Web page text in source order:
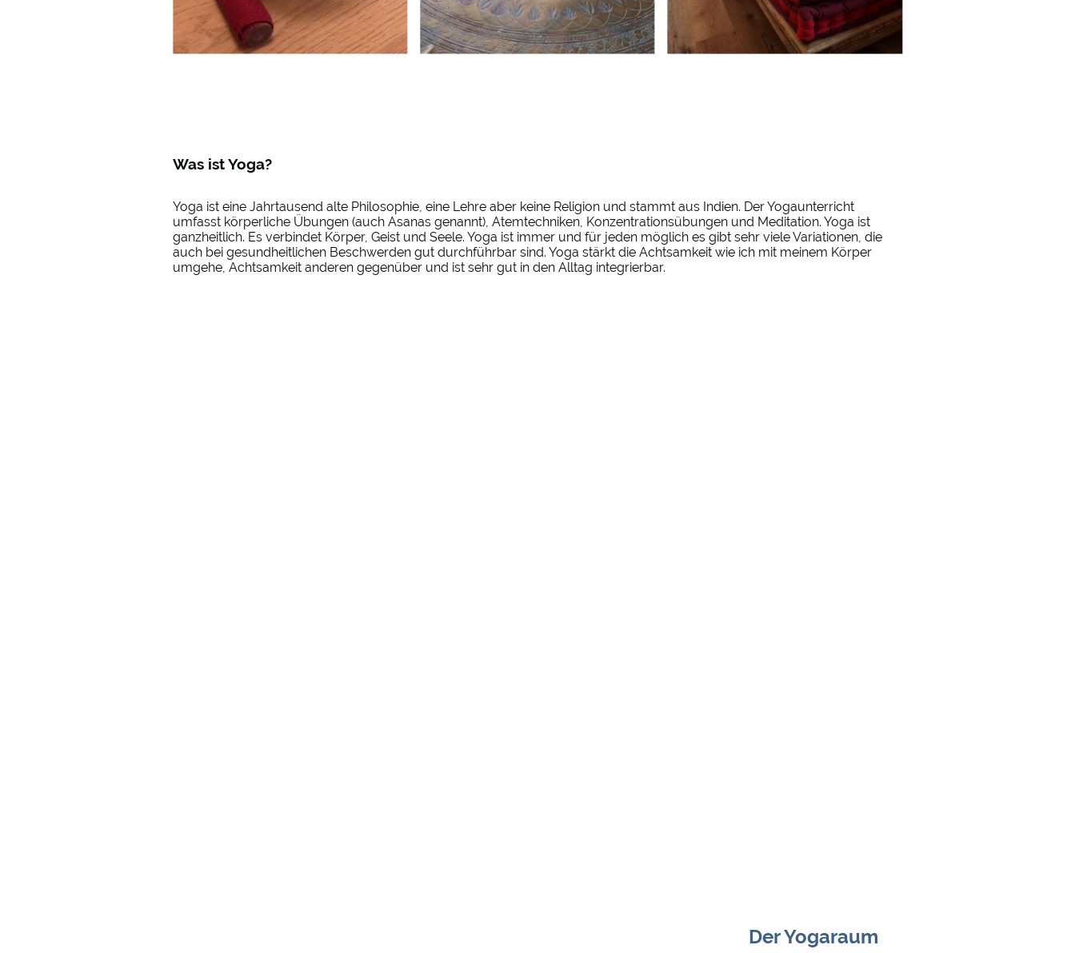
Was ist Yoga?
Yoga ist eine Jahrtausend alte Philosophie, eine Lehre aber keine Religion und stammt aus Indien. Der Yogaunterricht
umfasst körperliche Übungen (auch Asanas genannt), Atemtechniken, Konzentrationsübungen und Meditation. Yoga ist
ganzheitlich. Es verbindet Körper, Geist und Seele. Yoga ist immer und für jeden möglich es gibt sehr viele Variationen, die
auch bei gesundheitlichen Beschwerden gut durchführbar sind. Yoga stärkt die Achtsamkeit wie ich mit meinem Körper
umgehe, Achtsamkeit anderen gegenüber und ist sehr gut in den Alltag integrierbar.
Der Yogaraum